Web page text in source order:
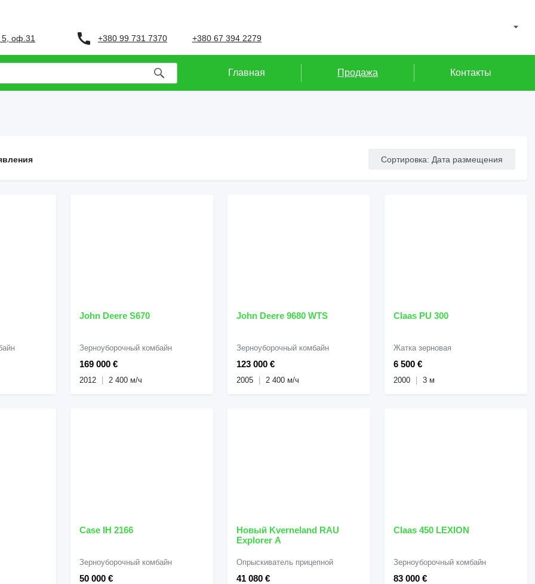
5, оф.31 +380 99 731 7370 +380 67 394 2279
Главная Продажа Контакты
Сортировка: Дата размещения
John Deere S670
169 000 €
Зерноуборочный комбайн
2012 2 400 м/ч
John Deere 9680 WTS
123 000 €
Зерноуборочный комбайн
2005 2 400 м/ч
Claas PU 300
6 500 €
Жатка зерновая
2000 3 м
Case IH 2166
50 000 €
Зерноуборочный комбайн
Новый Kverneland RAU
Explorer A
41 080 €
Опрыскиватель прицепной
Claas 450 LEXION
83 000 €
Зерноуборочный комбайн